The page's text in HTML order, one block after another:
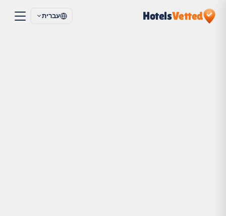
HotelsVetted עברית